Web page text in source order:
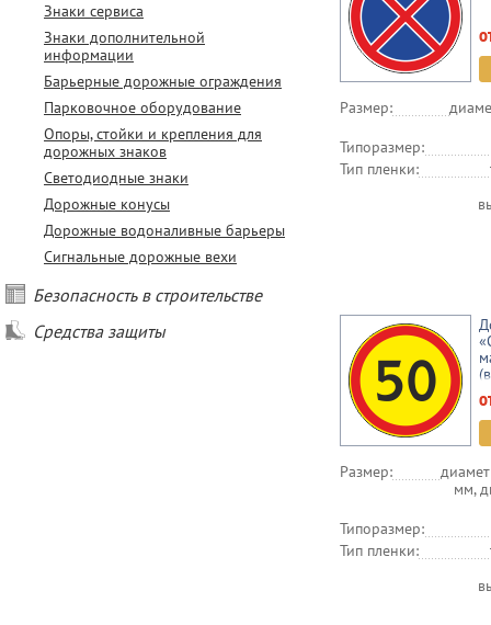
Знаки сервиса
Знаки дополнительной
информации
Барьерные дорожные ограждения
Парковочное оборудование
Опоры, стойки и крепления для
дорожных знаков
Светодиодные знаки
Дорожные конусы
Дорожные водоналивные барьеры
Сигнальные дорожные вехи
Безопасность в строительстве
Средства защиты
Размер:
Типоразмер:
Тип пленки:
Размер:
мм,
Типоразмер:
Тип пленки: